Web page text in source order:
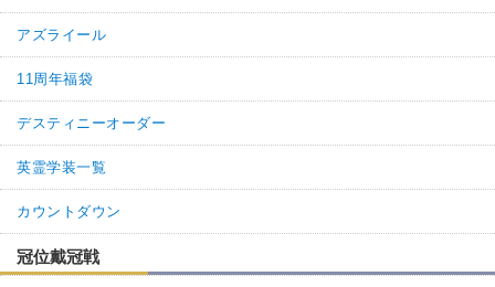
アズライール
11周年福袋
デスティニーオーダー
英霊学装一覧
カウントダウン
冠位戴冠戦